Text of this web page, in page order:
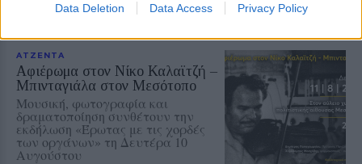
Data Deletion Data Access Privacy Policy
ΣΤΗΝ ΙΔΙΑ ΚΑΤΗΓΟΡΙΑ
ΑΤΖΕΝΤΑ
Αφιέρωμα στον Νίκο Καλαϊτζή –
Μπινταγιάλα στον Μεσότοπο
Μουσική, φωτογραφία και
δραματοποίηση συνθέτουν την
εκδήλωση «Έρωτας με τις χορδές
των οργάνων» τη Δευτέρα 10
Αυγούστου